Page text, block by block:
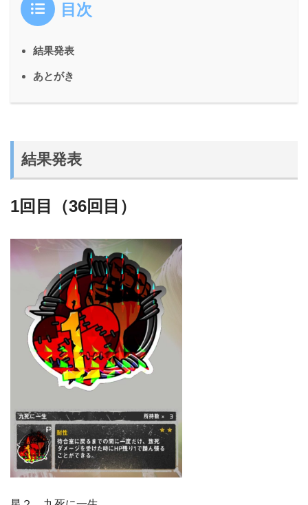
目次
結果発表
あとがき
結果発表
1回目（36回目）